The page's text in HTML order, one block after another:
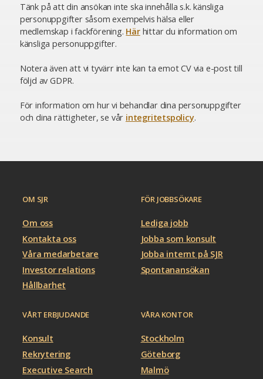
Tänk på att din ansökan inte ska innehålla s.k. känsliga
personuppgifter såsom exempelvis hälsa eller
medlemskap i fackförening. Härhittar du information om
känsliga personuppgifter.
Notera även att vi tyvärr inte kan ta emot CV via e-post till
följd av GDPR.
För information om hur vi behandlar dina personuppgifter
och dina rättigheter, se vår integritetspolicy.
OM SJR
Om oss
Kontakta oss
Våra medarbetare
Investor relations
Hållbarhet
FÖR JOBBSÖKARE
Lediga jobb
Jobba som konsult
Jobba internt på SJR
Spontanansökan
VÅRT ERBJUDANDE
Konsult
Rekrytering
Executive Search
VÅRA KONTOR
Stockholm
Göteborg
Malmö